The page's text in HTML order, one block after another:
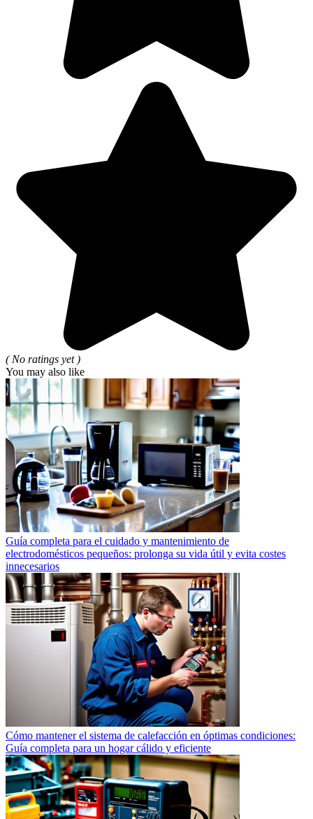
( No ratings yet )
You may also like
Guía completa para el cuidado y mantenimiento de
electrodomésticos pequeños: prolonga su vida útil y evita costes
innecesarios
Cómo mantener el sistema de calefacción en óptimas condiciones:
Guía completa para un hogar cálido y eficiente